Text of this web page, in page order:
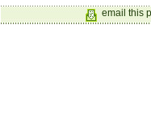
email this